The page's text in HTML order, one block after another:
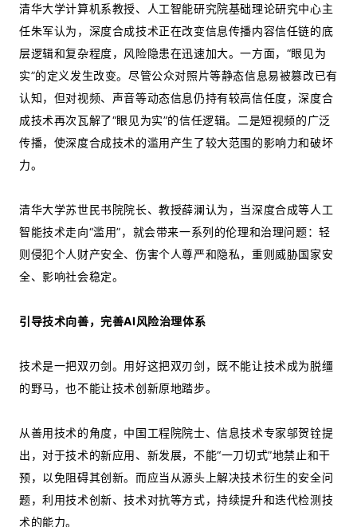
清华大学计算机系教授、人工智能研究院基础理论研究中心主
任朱军认为，深度合成技术正在改变信息传播内容信任链的底
层逻辑和复杂程度，风险隐患在迅速加大。一方面，“眼见为
实”的定义发生改变。尽管公众对照片等静态信息易被篡改已有
认知，但对视频、声音等动态信息仍持有较高信任度，深度合
成技术再次瓦解了“眼见为实”的信任逻辑。二是短视频的广泛
传播，使深度合成技术的滥用产生了较大范围的影响力和破坏
力。
清华大学苏世民书院院长、教授薛澜认为，当深度合成等人工
智能技术走向“滥用”，就会带来一系列的伦理和治理问题：轻
则侵犯个人财产安全、伤害个人尊严和隐私，重则威胁国家安
全、影响社会稳定。
引导技术向善，完善AI风险治理体系
技术是一把双刃剑。用好这把双刃剑，既不能让技术成为脱缰
的野马，也不能让技术创新原地踏步。
从善用技术的角度，中国工程院院士、信息技术专家邬贺铨提
出，对于技术的新应用、新发展，不能“一刀切式”地禁止和干
预，以免阻碍其创新。而应当从源头上解决技术衍生的安全问
题，利用技术创新、技术对抗等方式，持续提升和迭代检测技
术的能力。